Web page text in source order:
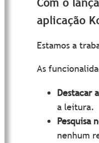
Com o
aplicação
Estamos a
As
Destacar
a leitura.
Pesquisa
nenhum